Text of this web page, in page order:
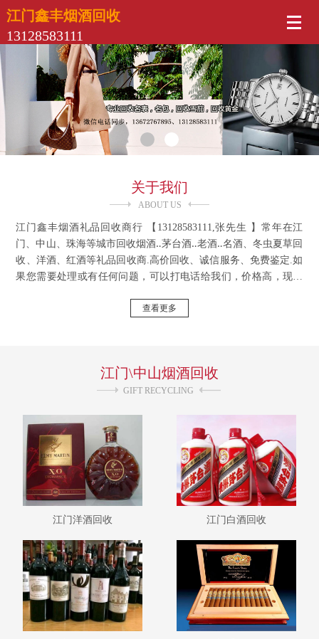
江门鑫丰烟酒回收
13128583111
关于我们
ABOUT US
江门鑫丰烟酒礼品回收商行 【13128583111,张先生 】常年在江
门、中山、珠海等城市回收烟酒‥茅台酒‥老酒‥名酒、冬虫夏草回
收、洋酒、红酒等礼品回收商.高价回收、诚信服务、免费鉴定.如
果您需要处理或有任何问题，可以打电话给我们，价格高，现金
收，以高价回收，我们将以高价提供良好的服务，欢迎致电咨
大革命.珍品茅台.酱瓶茅台.大小飞天茅台.红皮茅台和各种茅台回
虫草.同仁堂冬虫夏草.燕窝.海参.人参.回收鹿茸等礼品！
查看更多
江门\中山烟酒回收
GIFT RECYCLING
江门洋酒回收 江门白酒回收